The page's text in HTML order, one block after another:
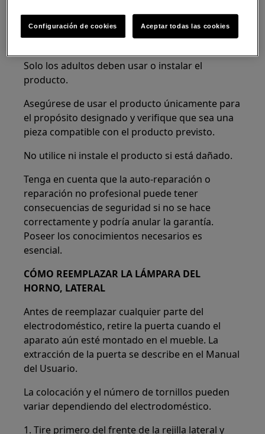
Piezas pequeñas no aptas para niños menores
de 3 años. Mantenga todas las piezas pequeñas
y el embalaje fuera del alcance de los niños.
Solo los adultos deben usar o instalar el
producto.
Asegúrese de usar el producto únicamente para
el propósito designado y verifique que sea una
pieza compatible con el producto previsto.
No utilice ni instale el producto si está dañado.
Tenga en cuenta que la auto-reparación o
reparación no profesional puede tener
consecuencias de seguridad si no se hace
correctamente y podría anular la garantía.
Poseer los conocimientos necesarios es
esencial.
CÓMO REEMPLAZAR LA LÁMPARA DEL
HORNO, LATERAL
Antes de reemplazar cualquier parte del
electrodoméstico, retire la puerta cuando el
aparato aún esté montado en el mueble. La
extracción de la puerta se describe en el Manual
del Usuario.
La colocación y el número de tornillos pueden
variar dependiendo del electrodoméstico.
1. Tire primero del frente de la rejilla lateral y
Configuración de cookies Aceptar todas las cookies